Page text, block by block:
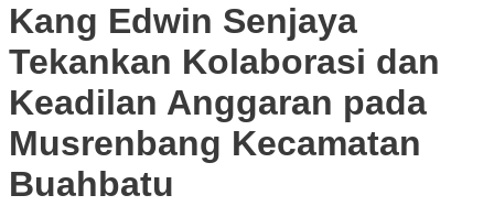
Kang Edwin Senjaya
Tekankan Kolaborasi dan
Keadilan Anggaran pada
Musrenbang Kecamatan
Buahbatu